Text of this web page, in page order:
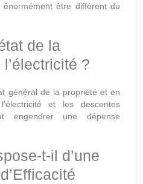
être différent du
de la
?
général de la propriété et en
et les descentes
engendrer une dépense
t-il d’une